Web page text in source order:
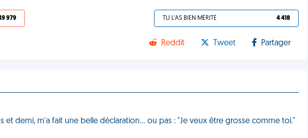
979 TU L'AS BIEN MÉRITÉ 4 418
Reddit Tweet Partager
et demi, m'a fait une belle déclaration… ou pas : "Je veux être grosse comme toi."